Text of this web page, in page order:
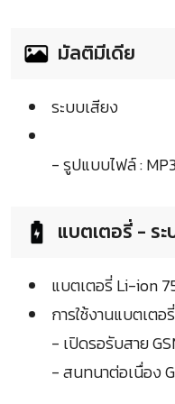
มัลติมีเดีย
ระบบเสียง
- รูปแบบไฟล์ :
แบตเตอรี่ - ระ
แบตเตอรี่ Li-ion
การใช้งานแบตเตอรี่
- เปิดรอรับสาย
- สนทนาต่อเนื่อง